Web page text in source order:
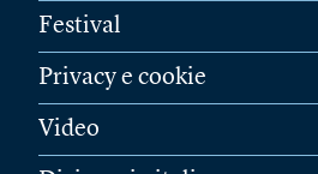
Festival
Privacy e cookie
Video